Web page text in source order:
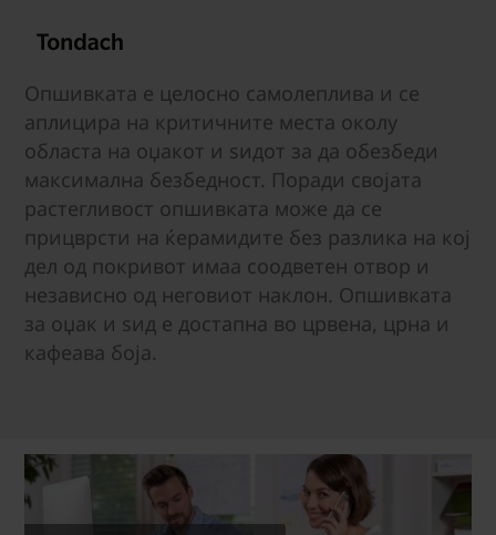
Опшивката е целосно самолеплива и се
аплицира на критичните места околу
областа на оџакот и ѕидот за да обезбеди
максимална безбедност. Поради својата
растегливост опшивката може да се
прицврсти на ќерамидите без разлика на кој
дел од покривот имаа соодветен отвор и
независно од неговиот наклон. Опшивката
за оџак и ѕид е достапна во црвена, црна и
кафеава боја.